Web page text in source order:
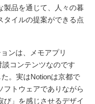
製品を通じて、人々の暮
タイルの提案ができる点
ンは、メモアプリ
談コンテンツなのです
。実はNotionは京都で
フトウェアでありながら
び」を感じさせるデザイ